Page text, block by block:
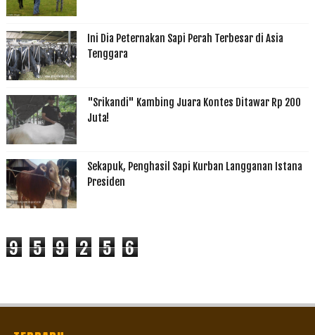
Ini Dia Peternakan Sapi Perah Terbesar di Asia
Tenggara
"Srikandi" Kambing Juara Kontes Ditawar Rp 200
Juta!
Sekapuk, Penghasil Sapi Kurban Langganan Istana
Presiden
9 5 9 2 5 6